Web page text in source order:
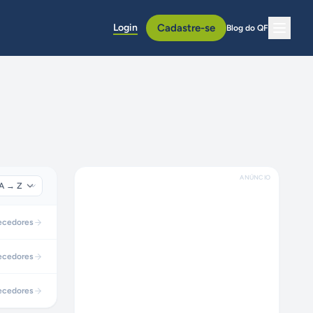
Login Cadastre-se Blog do QF
ANÚNCIO